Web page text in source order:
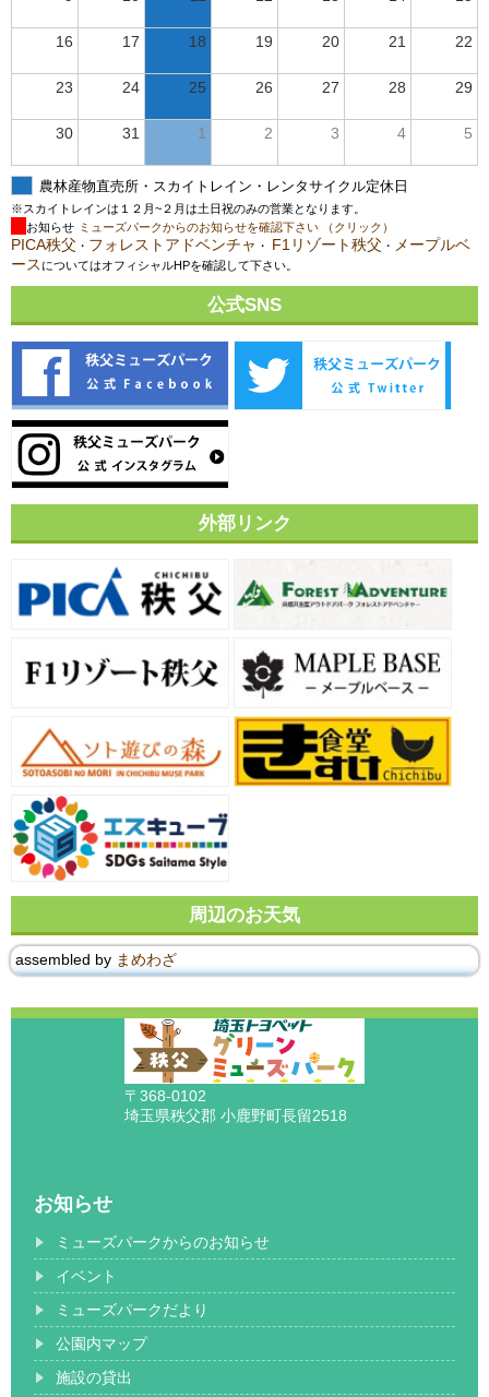
16 17 18 19 20 21 22
23 24 25 26 27 28 29
30 31 1 2 3 4 5
農林産物直売所・スカイトレイン・レンタサイクル定休日
※スカイトレインは１２月~２月は土日祝のみの営業となります。
お知らせ ミューズパークからのお知らせを確認下さい （クリック）
PICA秩父 ・ フォレストアドベンチャ ・ F1リゾート秩父 ・ メープルベ
ース についてはオフィシャルHPを確認して下さい。
公式SNS
外部リンク
周辺のお天気
assembled by まめわざ
〒368-0102
埼玉県秩父郡 小鹿野町長留2518
お知らせ
ミューズパークからのお知らせ
イベント
ミューズパークだより
公園内マップ
施設の貸出